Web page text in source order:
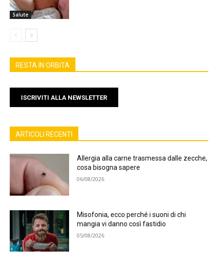
Salute
RESTA IN ORBITA
ISCRIVITI ALLA NEWSLETTER
ARTICOLI RECENTI
Allergia alla carne trasmessa dalle zecche,
cosa bisogna sapere
06/08/2026
Misofonia, ecco perché i suoni di chi
mangia vi danno così fastidio
05/08/2026